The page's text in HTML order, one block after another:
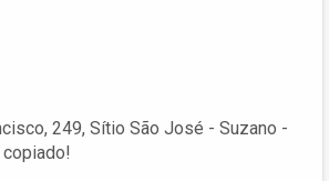
249, Sítio São José - Suzano -
copiado!